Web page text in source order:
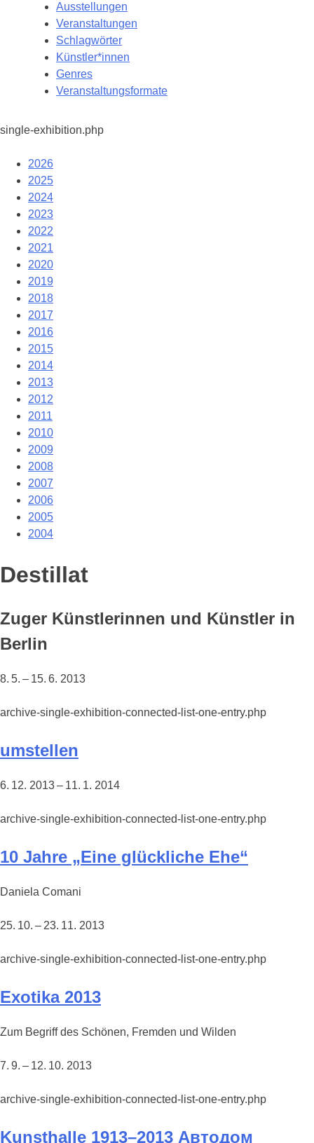
Ausstellungen
Veranstaltungen
Schlagwörter
Künstler*innen
Genres
Veranstaltungsformate
single-exhibition.php
2026
2025
2024
2023
2022
2021
2020
2019
2018
2017
2016
2015
2014
2013
2012
2011
2010
2009
2008
2007
2006
2005
2004
Destillat
Zuger Künstlerinnen und Künstler in
Berlin
8. 5. – 15. 6. 2013
archive-single-exhibition-connected-list-one-entry.php
umstellen
6. 12. 2013 – 11. 1. 2014
archive-single-exhibition-connected-list-one-entry.php
10 Jahre „Eine glückliche Ehe“
Daniela Comani
25. 10. – 23. 11. 2013
archive-single-exhibition-connected-list-one-entry.php
Exotika 2013
Zum Begriff des Schönen, Fremden und Wilden
7. 9. – 12. 10. 2013
archive-single-exhibition-connected-list-one-entry.php
Kunsthalle 1913–2013 Автодом